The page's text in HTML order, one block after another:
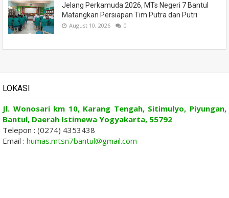
Jelang Perkamuda 2026, MTs Negeri 7 Bantul
Matangkan Persiapan Tim Putra dan Putri
August 10, 2026 0
LOKASI
Jl. Wonosari km 10, Karang Tengah, Sitimulyo, Piyungan,
Bantul, Daerah Istimewa Yogyakarta, 55792
Telepon : (0274) 4353438
Email : humas.mtsn7bantul@gmail.com